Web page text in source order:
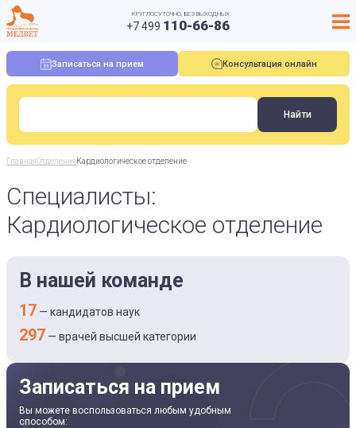
КРУГЛОСУТОЧНО, БЕЗ ВЫХОДНЫХ
+7 499 110-66-86
Записаться на прием Консультация онлайн
ГлавнаяОтделенияКардиологическое отделение
Специалисты:
Кардиологическое отделение
В нашей команде
17 — кандидатов наук
297 — врачей высшей категории
Записаться на прием
Вы можете воспользоваться любым удобным
способом: